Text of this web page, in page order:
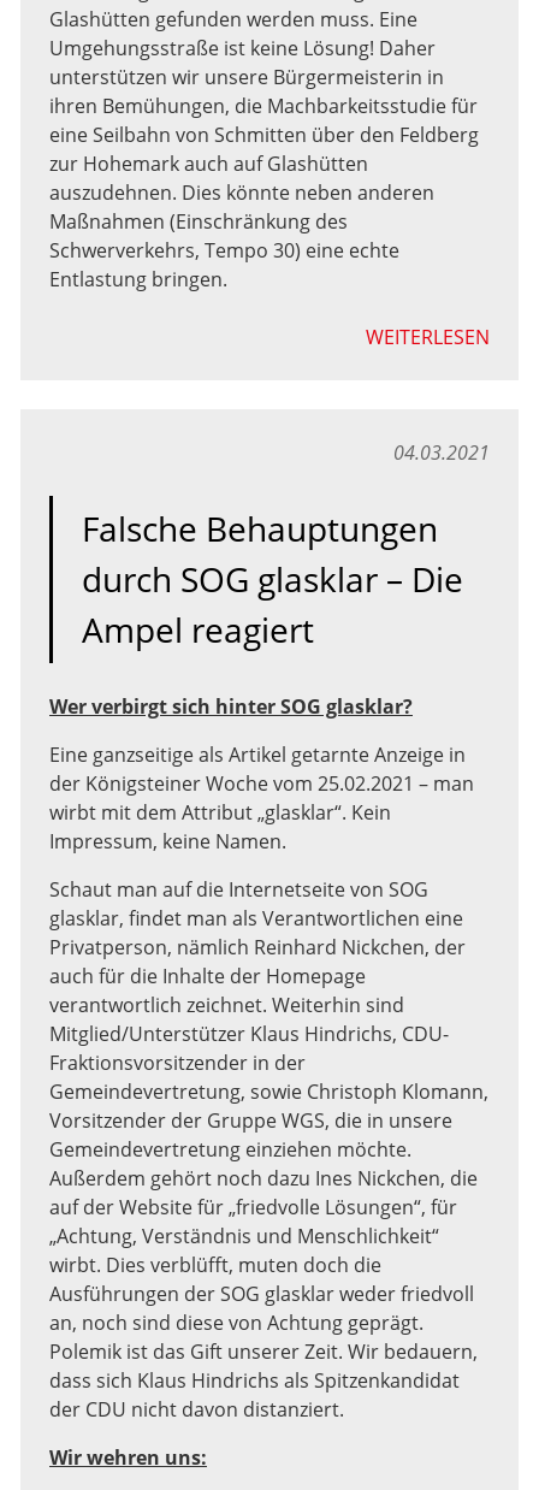
Glashütten gefunden werden muss. Eine
Umgehungsstraße ist keine Lösung! Daher
unterstützen wir unsere Bürgermeisterin in
ihren Bemühungen, die Machbarkeitsstudie für
eine Seilbahn von Schmitten über den Feldberg
zur Hohemark auch auf Glashütten
auszudehnen. Dies könnte neben anderen
Maßnahmen (Einschränkung des
Schwerverkehrs, Tempo 30) eine echte
Entlastung bringen.
WEITERLESEN
04.03.2021
Falsche Behauptungen
durch SOG glasklar – Die
Ampel reagiert
Wer verbirgt sich hinter SOG glasklar?
Eine ganzseitige als Artikel getarnte Anzeige in
der Königsteiner Woche vom 25.02.2021 – man
wirbt mit dem Attribut „glasklar“. Kein
Impressum, keine Namen.
Schaut man auf die Internetseite von SOG
glasklar, findet man als Verantwortlichen eine
Privatperson, nämlich Reinhard Nickchen, der
auch für die Inhalte der Homepage
verantwortlich zeichnet. Weiterhin sind
Mitglied/Unterstützer Klaus Hindrichs, CDU-
Fraktionsvorsitzender in der
Gemeindevertretung, sowie Christoph Klomann,
Vorsitzender der Gruppe WGS, die in unsere
Gemeindevertretung einziehen möchte.
Außerdem gehört noch dazu Ines Nickchen, die
auf der Website für „friedvolle Lösungen“, für
„Achtung, Verständnis und Menschlichkeit“
wirbt. Dies verblüfft, muten doch die
Ausführungen der SOG glasklar weder friedvoll
an, noch sind diese von Achtung geprägt.
Polemik ist das Gift unserer Zeit. Wir bedauern,
dass sich Klaus Hindrichs als Spitzenkandidat
der CDU nicht davon distanziert.
Wir wehren uns: